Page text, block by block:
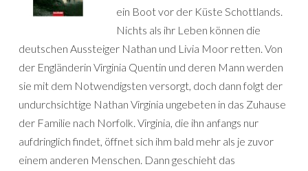
ein Boot vor der Küste Schottlands.
Nichts als ihr Leben können die
deutschen Aussteiger Nathan und Livia Moor retten. Von
der Engländerin Virginia Quentin und deren Mann werden
sie mit dem Notwendigsten versorgt, doch dann folgt der
undurchsichtige Nathan Virginia ungebeten in das Zuhause
der Familie nach Norfolk. Virginia, die ihn anfangs nur
aufdringlich findet, öffnet sich ihm bald mehr als je zuvor
einem anderen Menschen. Dann geschieht das